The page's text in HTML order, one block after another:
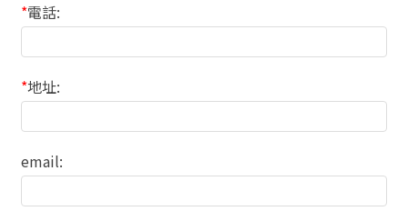
*電話:
*地址:
email: